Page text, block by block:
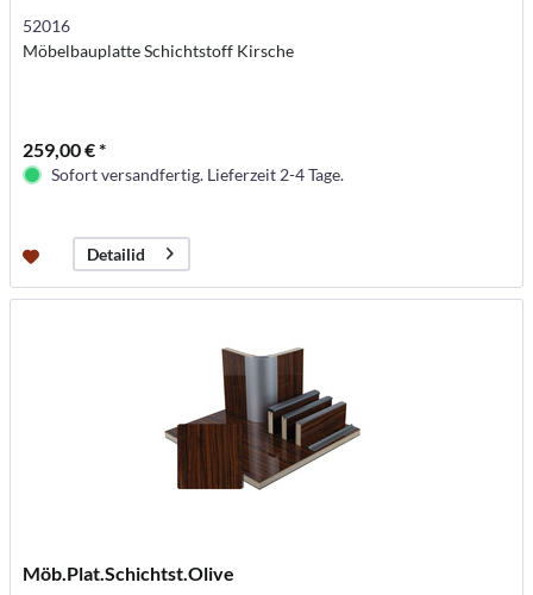
52016
Möbelbauplatte Schichtstoff Kirsche
259,00 € *
Sofort versandfertig. Lieferzeit 2-4 Tage.
Detailid
Möb.Plat.Schichtst.Olive